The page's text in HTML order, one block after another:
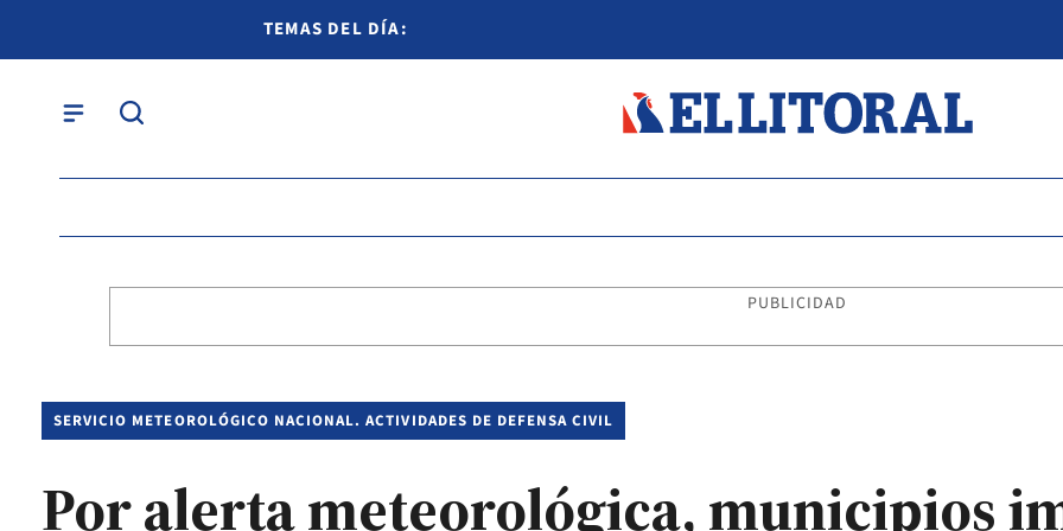
TEMAS DEL DÍA:
PUBLICIDAD
SERVICIO METEOROLÓGICO NACIONAL. ACTIVIDADES DE DEFENSA CIVIL
Por alerta meteorológica, municipios